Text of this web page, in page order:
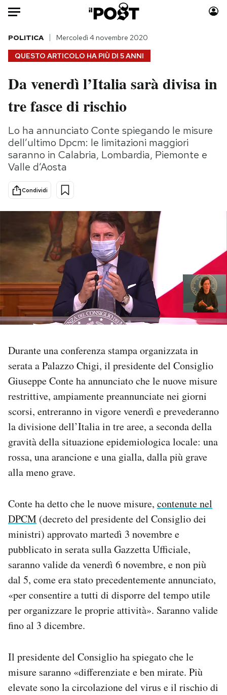
Auto
HOME
Italia
Politica
Tecnologia
Internet
Scienza
Cultura
Economia
Moda
Storie/Idee
Ok Boomer!
Media
PODCAST
NEWSLETTER
I MIEI PREFERITI
SHOP
CALENDARIO
AREA PERSONALE
Notifiche mobile
Regala il Post
Esci
QUESTO ARTICOLO HA PIÙ DI 5 ANNI
POLITICA Mercoledì 4 novembre 2020
Da venerdì l’Italia sarà divisa in
tre fasce di rischio
Lo ha annunciato Conte spiegando le misure
dell’ultimo Dpcm: le limitazioni maggiori
saranno in Calabria, Lombardia, Piemonte e
Valle d’Aosta
Condividi
Durante una conferenza stampa organizzata in
serata a Palazzo Chigi, il presidente del Consiglio
Giuseppe Conte ha annunciato che le nuove misure
restrittive, ampiamente preannunciate nei giorni
scorsi, entreranno in vigore venerdì e prevederanno
la divisione dell’Italia in tre aree, a seconda della
gravità della situazione epidemiologica locale: una
rossa, una arancione e una gialla, dalla più grave
alla meno grave.
Conte ha detto che le nuove misure, contenute nel
DPCM (decreto del presidente del Consiglio dei
ministri) approvato martedì 3 novembre e
pubblicato in serata sulla Gazzetta Ufficiale,
saranno valide da venerdì 6 novembre, e non più
dal 5, come era stato precedentemente annunciato,
«per consentire a tutti di disporre del tempo utile
per organizzare le proprie attività». Saranno valide
fino al 3 dicembre.
Il presidente del Consiglio ha spiegato che le
misure saranno «differenziate e ben mirate. Più
elevate sono la circolazione del virus e il rischio di